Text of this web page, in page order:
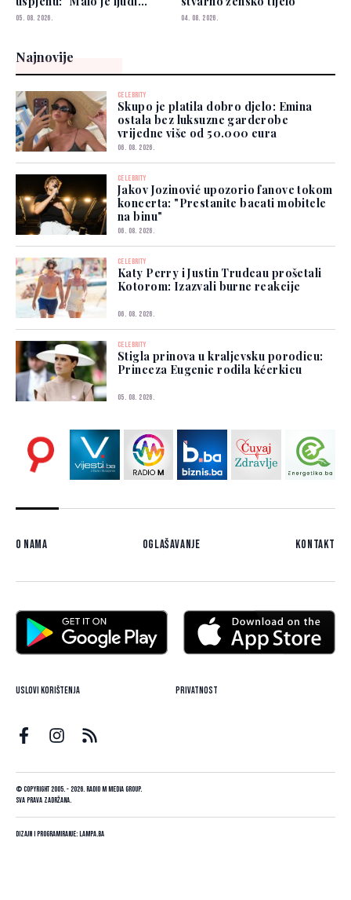
kojima možete vjerovati"
05. 08. 2026. 04. 08. 2026.
Najnovije
CELEBRITY
Skupo je platila dobro djelo: Emina
ostala bez luksuzne garderobe
vrijedne više od 50.000 eura
06. 08. 2026.
CELEBRITY
Jakov Jozinović upozorio fanove tokom
koncerta: "Prestanite bacati mobitele
na binu"
06. 08. 2026.
CELEBRITY
Katy Perry i Justin Trudeau prošetali
Kotorom: Izazvali burne reakcije
06. 08. 2026.
CELEBRITY
Stigla prinova u kraljevsku porodicu:
Princeza Eugenie rodila kćerkicu
05. 08. 2026.
O nama Oglašavanje Kontakt
Uslovi korištenja Privatnost
© Copyright 2005. - 2026. Radio M Media Group.
Sva prava zadržana.
Dizajn i programiranje:Lampa.ba